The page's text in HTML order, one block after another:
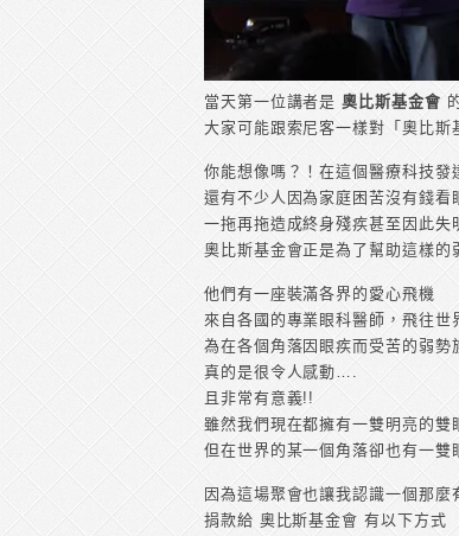
當天第一位講者是 奧比斯基金會
大家可能跟索尼客一樣對「奧比斯
你能想像嗎？！在這個醫療科技發
還有不少人因為家庭困苦沒有錢看
一拖再拖造成終身殘疾甚至因此失
奧比斯基金會正是為了幫助這樣的
他們有一座裝滿各界的愛心飛機
來自各國的專業眼科醫師，飛往世
為在各個角落因眼疾而受苦的弱勢
真的是很令人感動….
且非常有意義!!
雖然我們現在都擁有一雙明亮的
但在世界的某一個角落卻也有一
因為這場聚會也讓我認識一個那
捐款給 奧比斯基金會 有以下方式